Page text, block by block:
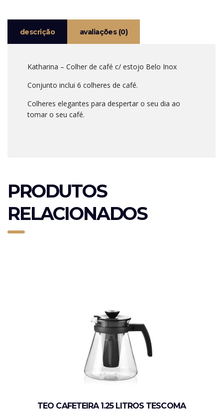
descrição avaliações (0)
Katharina – Colher de café c/ estojo Belo Inox
Conjunto inclui 6 colheres de café.
Colheres elegantes para despertar o seu dia ao
tomar o seu café.
PRODUTOS
RELACIONADOS
TEO CAFETEIRA 1.25 LITROS TESCOMA